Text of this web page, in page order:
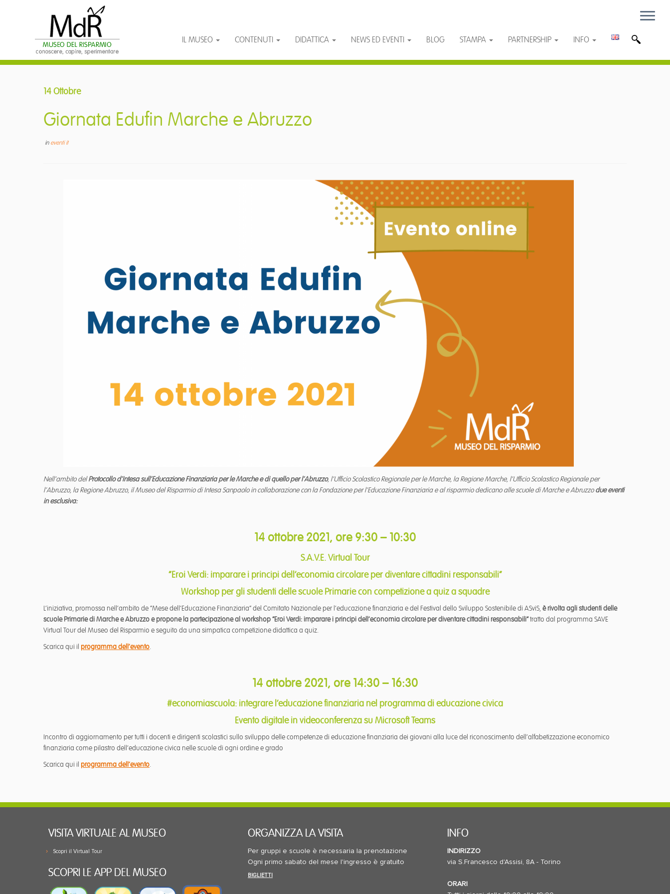
IL MUSEO CONTENUTI DIDATTICA NEWS ED EVENTI BLOG STAMPA PARTNERSHIP INFO
14 Ottobre
Giornata Edufin Marche e Abruzzo
in eventi it
Nell’ambito delProtocollo d’Intesa sull’Educazione Finanziaria per le Marche e di quello per l’Abruzzo, l’Ufficio Scolastico Regionale per le Marche, la Regione Marche, l’Ufficio Scolastico Regionale per
l’Abruzzo, la Regione Abruzzo, il Museo del Risparmio di Intesa Sanpaolo in collaborazione con la Fondazione per l’Educazione Finanziaria e al risparmio dedicano alle scuole di Marche e Abruzzodue eventi
in esclusiva:
14 ottobre 2021, ore 9:30 – 10:30
S.A.V.E. Virtual Tour
“Eroi Verdi: impararei principi dell’economia circolare perdiventare cittadini responsabili”
Workshop per gli studenti delle scuole Primarie con competizione a quiz a squadre
L’iniziativa, promossa nell’ambito de “Mese dell’Educazione Finanziaria” del Comitato Nazionale per l’educazione finanziaria e del Festival dello Sviluppo Sostenibile di ASviS,è rivolta agli studenti delle
scuole Primarie di Marche e Abruzzo e propone la partecipazione al workshop “Eroi Verdi: imparare i principi dell’economia circolare per diventare cittadini responsabili”tratto dal programma SAVE
Virtual Tour del Museo del Risparmio e seguito da una simpatica competizione didattica a quiz.
Scarica qui il programma dell’evento.
14 ottobre 2021, ore 14:30 – 16:30
#economiascuola: integrare l’educazione finanziaria nel programma di educazionecivica
Evento digitale in videoconferenza su Microsoft Teams
Incontro di aggiornamento per tutti i docenti e dirigenti scolastici sullo sviluppo delle competenze di educazione finanziaria dei giovani alla luce del riconoscimento dell’alfabetizzazione economico
finanziaria come pilastro dell’educazione civica nelle scuole di ogni ordine e grado
Scarica qui il programma dell’evento.
VISITA VIRTUALE AL MUSEO
Scopri il Virtual Tour
SCOPRI LE APP DEL MUSEO
ORGANIZZA LA VISITA
Per gruppi e scuole è necessaria la prenotazione
Ogni primo sabato del mese l'ingresso è gratuito
BIGLIETTI
INFO
INDIRIZZO
via S.Francesco d'Assisi, 8A - Torino
ORARI